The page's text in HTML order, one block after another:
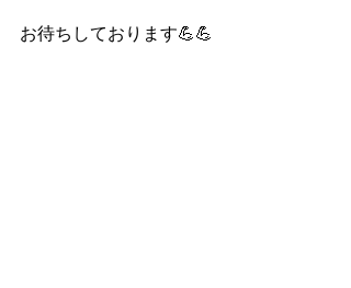
お待ちしております💪💪